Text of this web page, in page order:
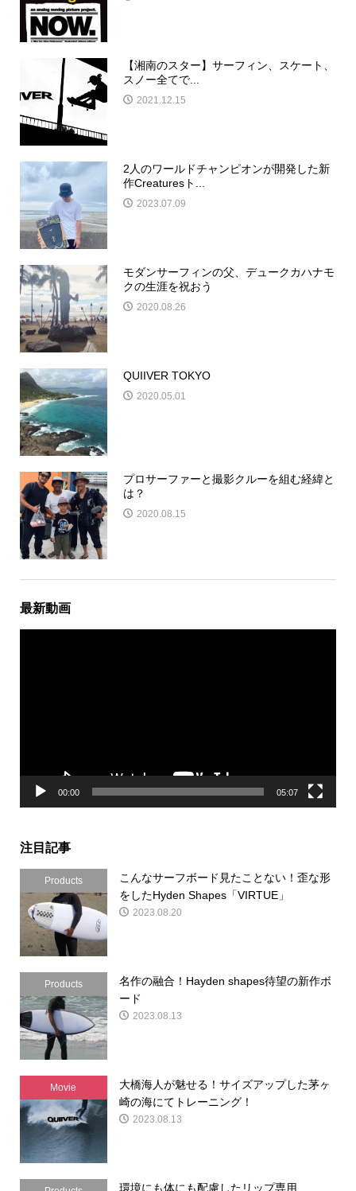
【湘南のスター】サーフィン、スケート、
スノー全てで...
2021.12.15
2人のワールドチャンピオンが開発した新
作Creaturesト...
2023.07.09
モダンサーフィンの父、デュークカハナモ
クの生涯を祝おう
2020.08.26
QUIIVER TOKYO
2020.05.01
プロサーファーと撮影クルーを組む経緯と
は？
2020.08.15
最新動画
00:00 05:07
注目記事
Products
こんなサーフボード見たことない！歪な形
をしたHyden Shapes「VIRTUE」
2023.08.20
Products
名作の融合！Hayden shapes待望の新作ボ
ード
2023.08.13
Movie
大橋海人が魅せる！サイズアップした茅ヶ
崎の海にてトレーニング！
2023.08.13
環境にも体にも配慮したリップ専用